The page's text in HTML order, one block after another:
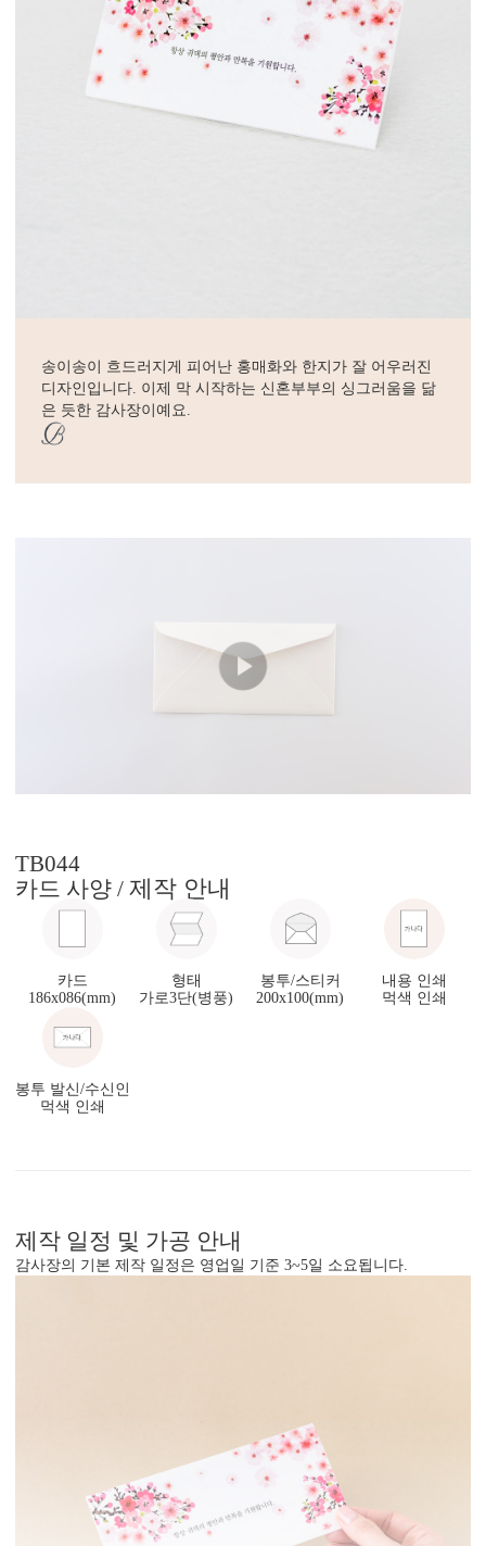
송이송이 흐드러지게 피어난 홍매화와 한지가 잘 어우러진
디자인입니다. 이제 막 시작하는 신혼부부의 싱그러움을 닮
은 듯한 감사장이예요.
TB044
카드 사양 / 제작 안내
카드
186x086(mm)
형태
가로3단(병풍)
봉투/스티커
200x100(mm)
내용 인쇄
먹색 인쇄
봉투 발신/수신인
먹색 인쇄
제작 일정 및 가공 안내
감사장의 기본 제작 일정은 영업일 기준 3~5일 소요됩니다.